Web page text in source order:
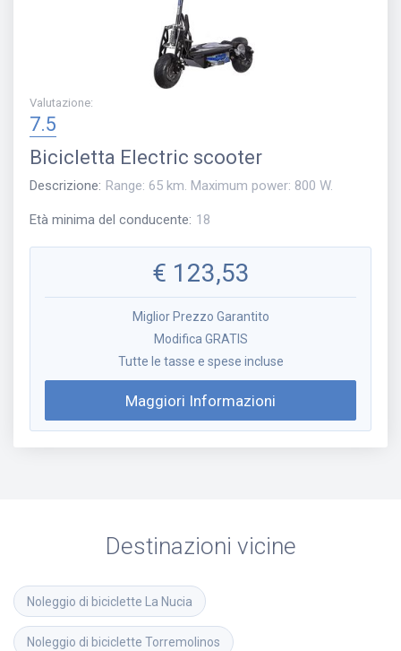
Valutazione:
7.5
Bicicletta Electric scooter
Descrizione: Range: 65 km. Maximum power: 800 W.
Età minima del conducente: 18
€ 123,53
Miglior Prezzo Garantito
Modifica GRATIS
Tutte le tasse e spese incluse
Maggiori Informazioni
Destinazioni vicine
Noleggio di biciclette La Nucia
Noleggio di biciclette Torremolinos